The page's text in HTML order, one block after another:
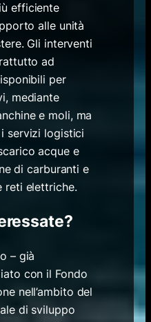
efficiente
alle unità
Gli interventi
ad
per
mediante
e moli, ma
servizi logistici
acque e
di carburanti e
reti elettriche.
– già
con il Fondo
nell’ambito del
di sviluppo